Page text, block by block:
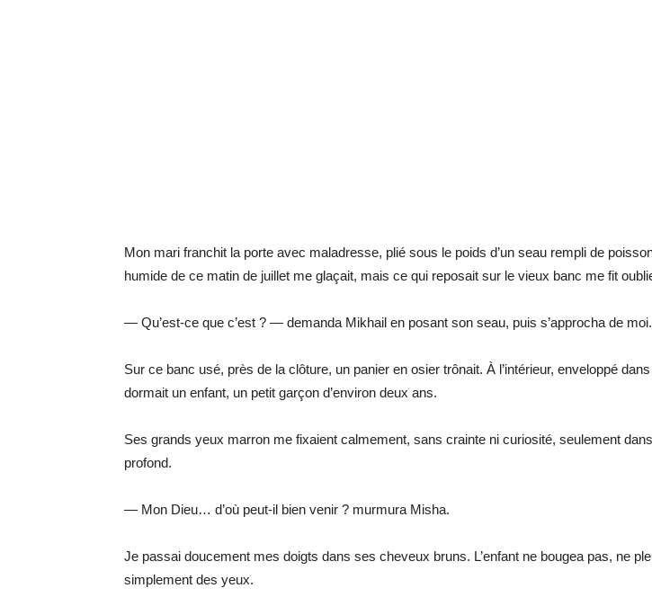
Mon mari franchit la porte avec maladresse, plié sous le poids d’un seau rempli de
humide de ce matin de juillet me glaçait, mais ce qui reposait sur le vieux banc me fit
— Qu’est-ce que c’est ? — demanda Mikhail en posant son seau, puis s’approcha de moi.
Sur ce banc usé, près de la clôture, un panier en osier trônait. À l’intérieur, enveloppé
dormait un enfant, un petit garçon d’environ deux ans.
Ses grands yeux marron me fixaient calmement, sans crainte ni curiosité, seulement
profond.
— Mon Dieu… d’où peut-il bien venir ? murmura Misha.
Je passai doucement mes doigts dans ses cheveux bruns. L’enfant ne bougea pas, ne
simplement des yeux.